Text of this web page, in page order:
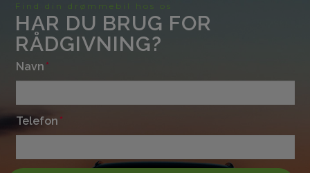
Find din drømmebil hos os
HAR DU BRUG FOR
RÅDGIVNING?
Navn
Telefon